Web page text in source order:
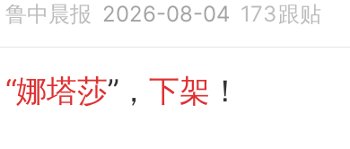
暂 下架 ；此前李荣浩曾发
认抄袭
鲁中晨报 2026-08-04 173跟贴
“娜塔莎”，下架 ！